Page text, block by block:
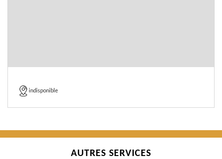
indisponible
AUTRES SERVICES